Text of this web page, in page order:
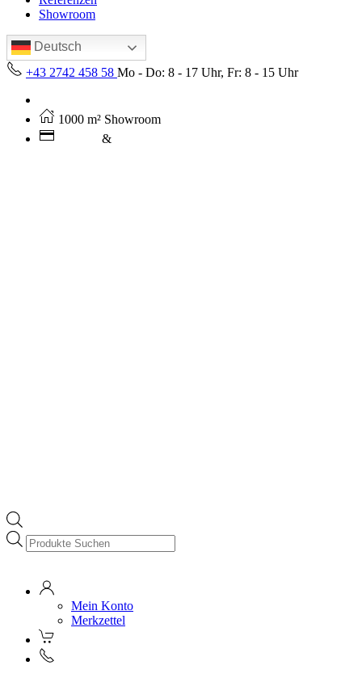
Showroom
Deutsch
+43 2742 458 58 Mo - Do: 8 - 17 Uhr, Fr: 8 - 15 Uhr
1000 m² Showroom
&
Products
search
Mein Konto
Merkzettel